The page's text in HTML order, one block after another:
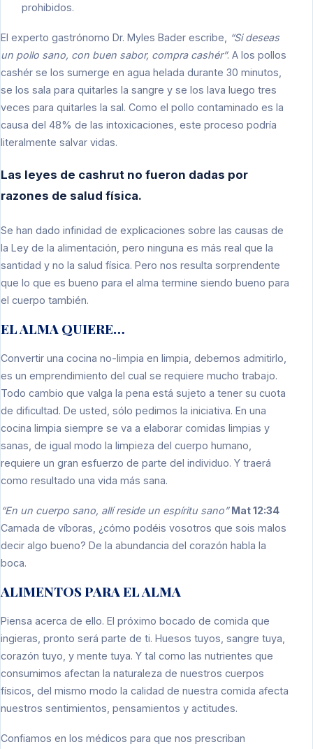
prohibidos.
El experto gastrónomo Dr. Myles Bader escribe,
“Si deseas
un pollo sano, con buen sabor, compra cashér”. A los pollos
cashér se los sumerge en agua helada durante 30 minutos,
se los sala para quitarles la sangre y se los lava luego tres
veces para quitarles la sal. Como el pollo contaminado es la
causa del 48% de las intoxicaciones, este proceso podría
literalmente salvar vidas.
Las leyes de cashrut no fueron dadas por
razones de salud física.
Se han dado infinidad de explicaciones sobre las causas de
la Ley de la alimentación, pero ninguna es más real que la
santidad y no la salud física. Pero nos resulta sorprendente
que lo que es bueno para el alma termine siendo bueno para
el cuerpo también.
EL ALMA QUIERE…
Convertir una cocina no-limpia en limpia, debemos admitirlo,
es un emprendimiento del cual se requiere mucho trabajo.
Todo cambio que valga la pena está sujeto a tener su cuota
de dificultad. De usted, sólo pedimos la iniciativa. En una
cocina limpia siempre se va a elaborar comidas limpias y
sanas, de igual modo la limpieza del cuerpo humano,
requiere un gran esfuerzo de parte del individuo. Y traerá
como resultado una vida más sana.
“En un cuerpo sano, allí reside un espíritu sano” Mat 12:34
Camada de víboras, ¿cómo podéis vosotros que sois malos
decir algo bueno? De la abundancia del corazón habla la
boca.
ALIMENTOS PARA EL ALMA
Piensa acerca de ello. El próximo bocado de comida que
ingieras, pronto será parte de ti. Huesos tuyos, sangre tuya,
corazón tuyo, y mente tuya. Y tal como las nutrientes que
consumimos afectan la naturaleza de nuestros cuerpos
físicos, del mismo modo la calidad de nuestra comida afecta
nuestros sentimientos, pensamientos y actitudes.
Confiamos en los médicos para que nos prescriban